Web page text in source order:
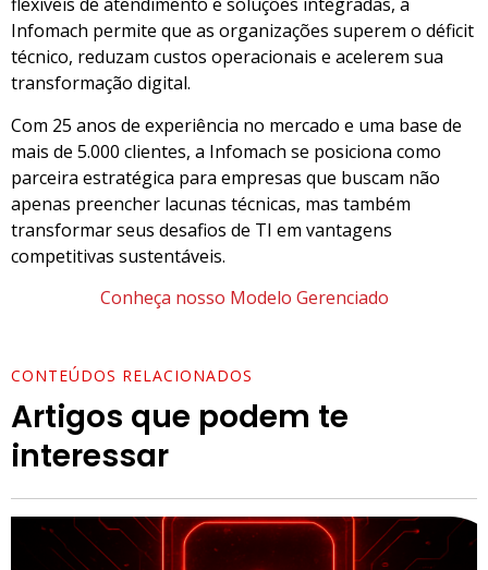
Infomach permite que as organizações superem o déficit
técnico, reduzam custos operacionais e acelerem sua
transformação digital.
Com 25 anos de experiência no mercado e uma base de
mais de 5.000 clientes, a Infomach se posiciona como
parceira estratégica para empresas que buscam não
apenas preencher lacunas técnicas, mas também
transformar seus desafios de TI em vantagens
competitivas sustentáveis.
Conheça nosso Modelo Gerenciado
CONTEÚDOS RELACIONADOS
Artigos que podem te
interessar